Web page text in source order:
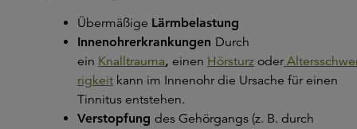
Übermäßige Lärmbelastung
Innenohrerkrankungen Durch
ein Knalltrauma, einen Hörsturz oder
rigkeit kann im Innenohr die Ursache für einen
Tinnitus entstehen.
Verstopfung des Gehörgangs (z. B. durch